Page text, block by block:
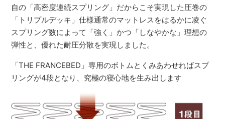
自の「高密度連続スプリング」だからこそ実現した圧巻の
「トリプルデッキ」仕様通常のマットレスをはるかに凌ぐ
スプリング数によって「強く」かつ「しなやかな」理想の
弾性と、優れた耐圧分散を実現しました。
「THE FRANCEBED」専用のボトムとくみあわせればスプ
リングが4段となり、究極の寝心地を生み出します